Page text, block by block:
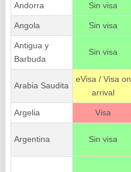
Andorra Sin visa
Angola Sin visa
Antigua y
Barbuda
Sin visa
Arabia Saudita
eVisa / Visa on
arrival
Argelia Visa
Argentina Sin visa